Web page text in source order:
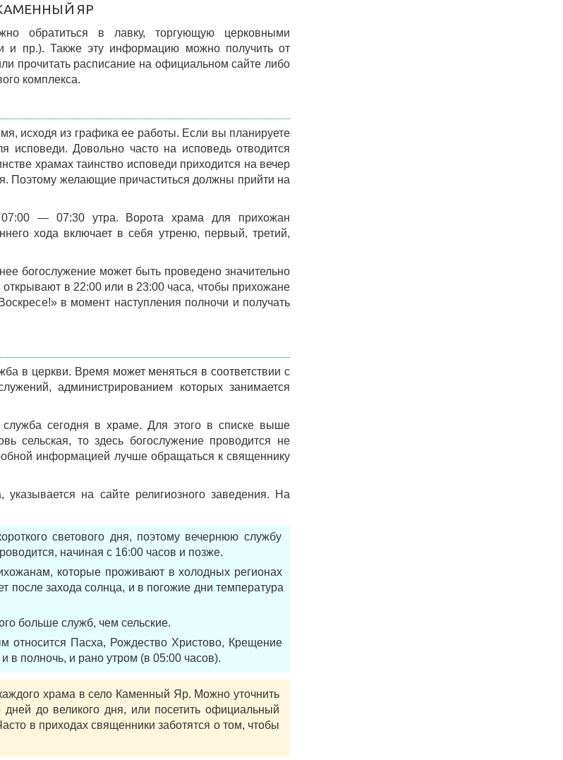
ЯР
обратиться в лавку, торгующую церковными
и пр.). Также эту информацию можно получить от
прочитать расписание на официальном сайте либо
комплекса.
исходя из графика ее работы. Если вы планируете
исповеди. Довольно часто на исповедь отводится
храмах таинство исповеди приходится на вечер
Поэтому желающие причаститься должны прийти на
— 07:30 утра. Ворота храма для прихожан
хода включает в себя утреню, первый, третий,
богослужение может быть проведено значительно
в 22:00 или в 23:00 часа, чтобы прихожане
в момент наступления полночи и получать
в церкви. Время может меняться в соответствии с
администрированием которых занимается
сегодня в храме. Для этого в списке выше
сельская, то здесь богослужение проводится не
информацией лучше обращаться к священнику
на сайте религиозного заведения. На
светового дня, поэтому вечернюю службу
начиная с 16:00 часов и позже.
которые проживают в холодных регионах
после захода солнца, и в погожие дни температура
больше служб, чем сельские.
относится Пасха, Рождество Христово, Крещение
в полночь, и рано утром (в 05:00 часов).
храма в село Каменный Яр. Можно уточнить
до великого дня, или посетить официальный
в приходах священники заботятся о том, чтобы